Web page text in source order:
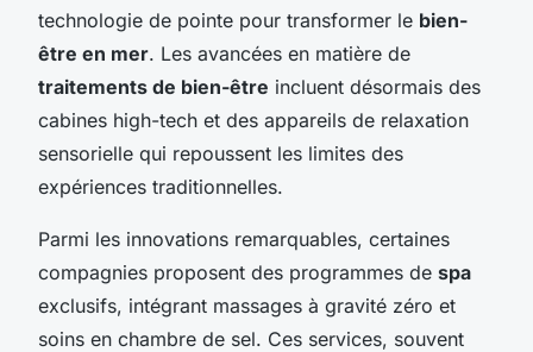
technologie de pointe pour transformer le bien-
être en mer. Les avancées en matière de
traitements de bien-être incluent désormais des
cabines high-tech et des appareils de relaxation
sensorielle qui repoussent les limites des
expériences traditionnelles.
Parmi les innovations remarquables, certaines
compagnies proposent des programmes de spa
exclusifs, intégrant massages à gravité zéro et
soins en chambre de sel. Ces services, souvent